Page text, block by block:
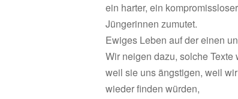
ein harter, ein
Jüngerinnen zumutet.
Ewiges Leben auf der einen
Wir neigen dazu, solche Texte
weil sie uns ängstigen, weil
wieder finden würden,